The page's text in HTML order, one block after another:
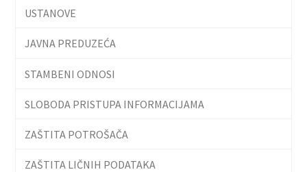
USTANOVE
JAVNA PREDUZEĆA
STAMBENI ODNOSI
SLOBODA PRISTUPA INFORMACIJAMA
ZAŠTITA POTROŠAČA
ZAŠTITA LIČNIH PODATAKA